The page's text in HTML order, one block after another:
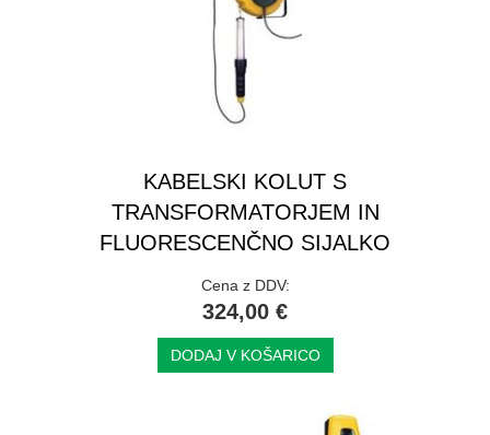
KABELSKI KOLUT S
TRANSFORMATORJEM IN
FLUORESCENČNO SIJALKO
Cena z DDV:
324,00 €
DODAJ V KOŠARICO